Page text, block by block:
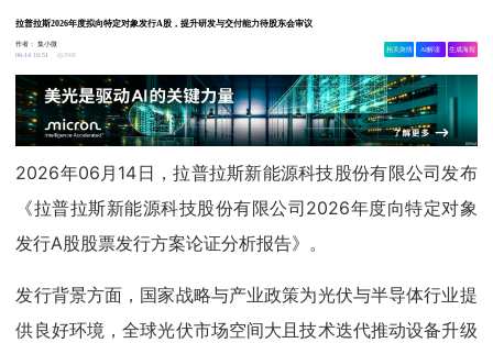
拉普拉斯2026年度拟向特定对象发行A股，提升研发与交付能力待股东会审议
作者：集小微
06-14 16:51
3968
相关舆情 AI解读 生成海报
2026年06月14日，拉普拉斯新能源科技股份有限公司发布
《拉普拉斯新能源科技股份有限公司2026年度向特定对象
发行A股股票发行方案论证分析报告》。
发行背景方面，国家战略与产业政策为光伏与半导体行业提
供良好环境，全球光伏市场空间大且技术迭代推动设备升级